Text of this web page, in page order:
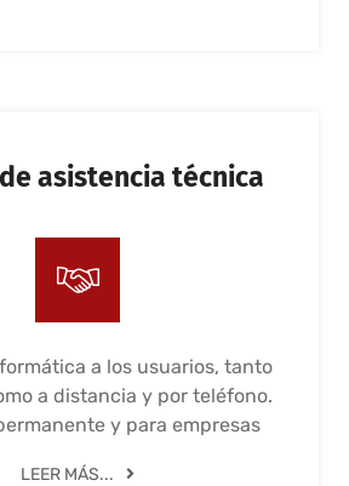
asistencia técnica
a los usuarios, tanto
a distancia y por teléfono.
y para empresas
LEER MÁS...